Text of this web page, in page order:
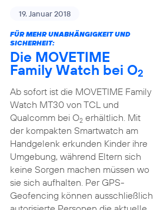
19. Januar 2018
FÜR MEHR UNABHÄNGIGKEIT UND
SICHERHEIT:
Die MOVETIME
Family Watch bei O2
Ab sofort ist die MOVETIME Family
Watch MT30 von TCL und
Qualcomm bei O2erhältlich. Mit
der kompakten Smartwatch am
Handgelenk erkunden Kinder ihre
Umgebung, während Eltern sich
keine Sorgen machen müssen wo
sie sich aufhalten. Per GPS-
Geofencing können ausschließlich